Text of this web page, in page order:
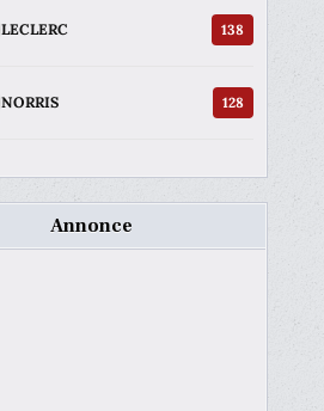
LECLERC 138
NORRIS 128
Annonce